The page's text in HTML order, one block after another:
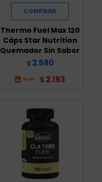
Thermo Fuel Max 120
Cáps Star Nutrition
Quemador Sin Sabor
$ 2.580
$ 2.193